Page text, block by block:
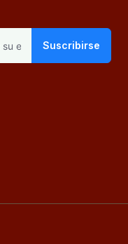
Suscribirse